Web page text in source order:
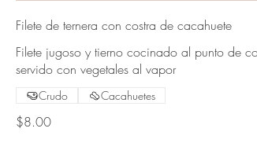
Filete de ternera con costra de cacahuete
Filete jugoso y tierno cocinado al punto de
servido con vegetales al vapor
$8.00
Crudo Cacahuetes